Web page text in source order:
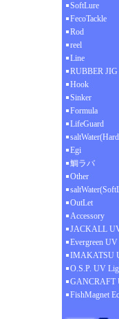
SoftLure
FecoTackle
Rod
reel
Line
RUBBER JIG
Hook
Sinker
Formula
LifeGuard
Egi
鯛ラバ
Other
OutLet
Accessory
JACKALL
Evergreen
IMAKATSU
O.S.P. UV
GANCRAFT
FishMagnet